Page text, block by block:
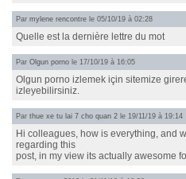
Par mylene rencontre le 05/10/19 à 02:28
Quelle est la dernière lettre du mot
Par Olgun porno le 17/10/19 à 16:05
Olgun porno izlemek için sitemize
izleyebilirsiniz.
Par thue xe tu lai 7 cho quan 2 le 19/11/19 à 19:14
Hi colleagues, how is everything, and
regarding this
post, in my view its actually awesome